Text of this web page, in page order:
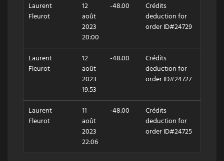
Laurent
Fleurot
12
août
2023
20:00
-48.00
Crédits
deduction for
order ID#24729
Laurent
Fleurot
12
août
2023
19:53
-48.00
Crédits
deduction for
order ID#24727
Laurent
Fleurot
11
août
2023
22:06
-48.00
Crédits
deduction for
order ID#24725